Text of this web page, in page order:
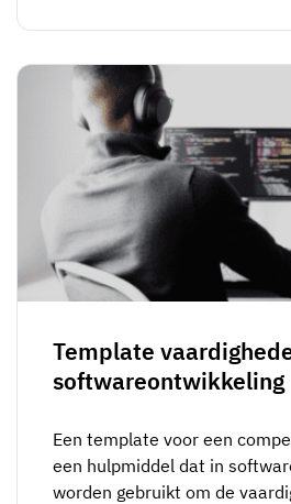
Template
softwareontwikkeling
Een template voor een
een hulpmiddel dat in
worden gebruikt om de